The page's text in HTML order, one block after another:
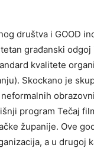
društva i GOOD
građanski odgoj
kvalitete
Skockano je
program Tečaj
županije. Ove
a u drugoj